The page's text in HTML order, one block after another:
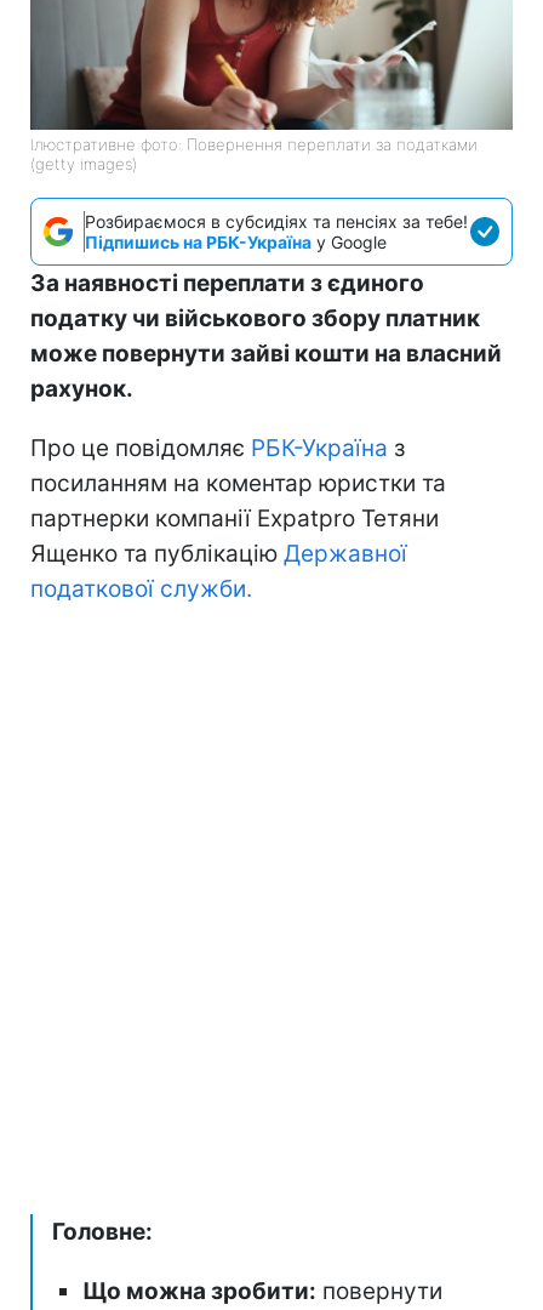
Ілюстративне фото: Повернення переплати за податками
(getty images)
Розбираємося в субсидіях та пенсіях за тебе!
Підпишись на РБК-Україна у Google
За наявності переплати з єдиного
податку чи військового збору платник
може повернути зайві кошти на власний
рахунок.
Про це повідомляє РБК-Україна з
посиланням на коментар юристки та
партнерки компанії Expatpro Тетяни
Ященко та публікацію Державної
податкової служби.
Головне:
Що можна зробити: повернути